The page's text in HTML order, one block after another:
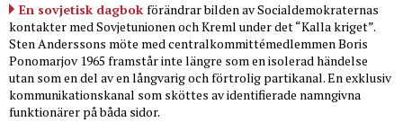
En sovjetisk dagbok förändrar bilden av Socialdemokraternas
kontakter med Sovjetunionen och Kreml under det “Kalla kriget”.
Sten Anderssons möte med centralkommittémedlemmen Boris
Ponomarjov 1965 framstår inte längre som en isolerad händelse
utan som en del av en långvarig och förtrolig partikanal. En exklusiv
kommunikationskanal som sköttes av identifierade namngivna
funktionärer på båda sidor.